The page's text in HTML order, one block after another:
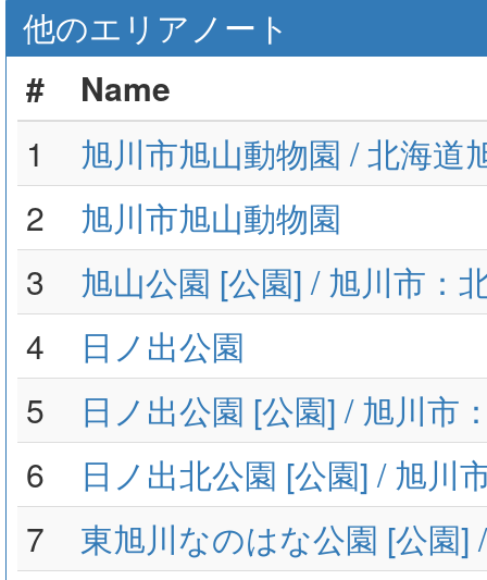
他のエリアノート
#
Name
1
旭川市旭山動物園 / 北海道
2
旭川市旭山動物園
3
旭山公園 [公園] / 旭川市：
4
日ノ出公園
5
日ノ出公園 [公園] / 旭川市
6
日ノ出北公園 [公園] / 旭川
7
東旭川なのはな公園 [公園]